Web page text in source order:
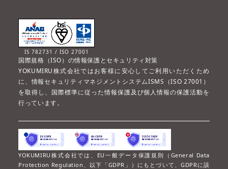
IS 782731 / ISO 27001
国際規格（ISO）の情報保護とセキュリティ対策
YOKUMIRU株式会社ではお客様に安心してご利用いただくため
に、情報セキュリティマネジメントシステムISMS（ISO 27001）
を取得し、国際標準に従った情報保護及び個人情報の保護活動を
行っています。
YOKUMIRU株式会社では、EU一般データ保護規則（General Data
Protection Regulation、以下「GDPR」）にもとづいて、GDPRに該